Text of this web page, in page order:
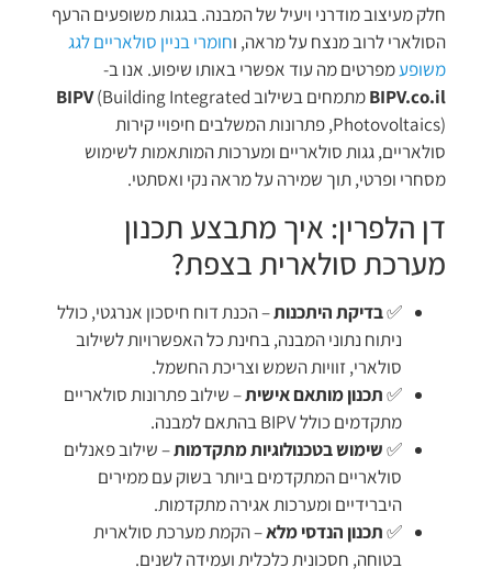
חלק מעיצוב מודרני ויעיל של המבנה. בגגות משופעים הרעף
הסולארי לרוב מנצח על מראה, ו חומרי בניין סולאריים לגג
משופעמפרטים מה עוד אפשרי באותו שיפוע. אנו ב-
BIPV.co.ilמתמחים בשילוב BIPV(Building Integrated
Photovoltaics), פתרונות המשלבים חיפויי קירות
סולאריים, גגות סולאריים ומערכות המותאמות לשימוש
מסחרי ופרטי, תוך שמירה על מראה נקי ואסתטי.
דן הלפרין: איך מתבצע תכנון
מערכת סולארית בצפת?
✅בדיקת היתכנות– הכנת דוח חיסכון אנרגטי, כולל
ניתוח נתוני המבנה, בחינת כל האפשרויות לשילוב
סולארי, זוויות השמש וצריכת החשמל.
✅תכנון מותאם אישית– שילוב פתרונות סולאריים
מתקדמים כולל BIPV בהתאם למבנה.
✅שימוש בטכנולוגיות מתקדמות– שילוב פאנלים
סולאריים המתקדמים ביותר בשוק עם ממירים
היברידיים ומערכות אגירה מתקדמות.
✅תכנון הנדסי מלא– הקמת מערכת סולארית
בטוחה, חסכונית כלכלית ועמידה לשנים.